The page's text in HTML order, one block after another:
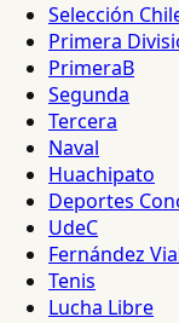
Selección
Primera
PrimeraB
Segunda
Tercera
Naval
Huachipato
Deportes
UdeC
Fernández
Tenis
Lucha Libre